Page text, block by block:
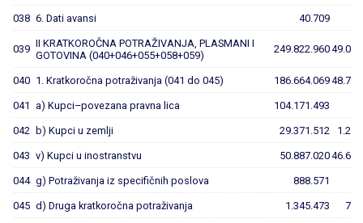
038 6. Dati avansi 40.709
039 II KRATKOROČNA POTRAŽIVANJA, PLASMANI I
GOTOVINA (040+046+055+058+059)
249.822.960
040 1. Kratkoročna potraživanja (041 do 045) 186.664.069
041 a) Kupci–povezana pravna lica 104.171.493
042 b) Kupci u zemlji 29.371.512
043 v) Kupci u inostranstvu 50.887.020
044 g) Potraživanja iz specifičnih poslova 888.571
045 d) Druga kratkoročna potraživanja 1.345.473